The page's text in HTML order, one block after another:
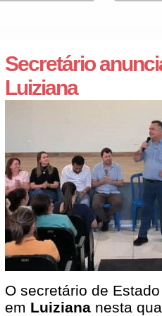
Secretário
Luiziana
O secretário de
em Luiziana nesta